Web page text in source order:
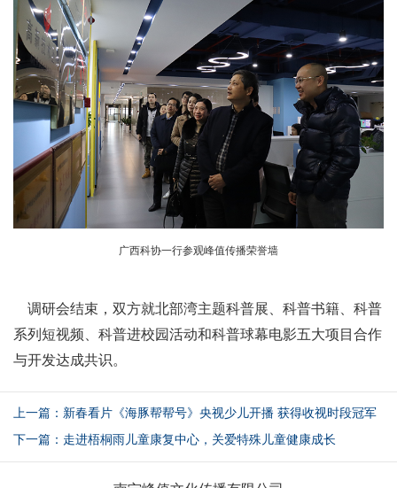
广西科协一行参观峰值传播荣誉墙
调研会结束，双方就北部湾主题科普展、科普书籍、科普
系列短视频、科普进校园活动和科普球幕电影五大项目合作
与开发达成共识。
上一篇：新春看片《海豚帮帮号》央视少儿开播 获得收视时段冠军
下一篇：走进梧桐雨儿童康复中心，关爱特殊儿童健康成长